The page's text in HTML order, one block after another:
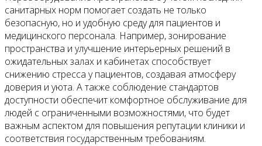
Видео
санитарных норм помогает создать не только
безопасную, но и удобную среду для пациентов и
медицинского персонала. Например, зонирование
пространства и улучшение интерьерных решений в
ожидательных залах и кабинетах способствует
снижению стресса у пациентов, создавая атмосферу
доверия и уюта. А также соблюдение стандартов
доступности обеспечит комфортное обслуживание для
людей с ограниченными возможностями, что будет
важным аспектом для повышения репутации клиники и
соответствия государственным требованиям.